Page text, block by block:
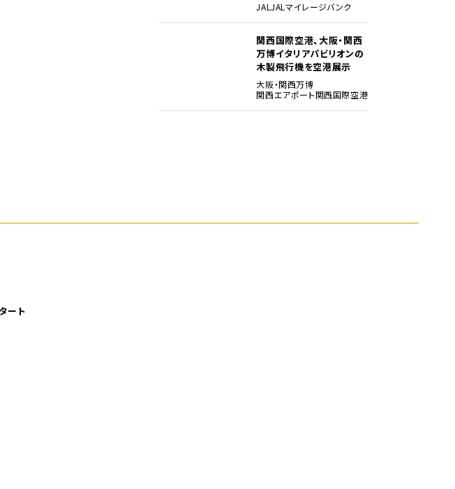
JALJALマイレージバンク
関西国際空港、大阪・関西
万博イタリアパビリオンの
木製飛行機を空港展示
大阪・関西万博
関西エアポート関西国際空港
ート